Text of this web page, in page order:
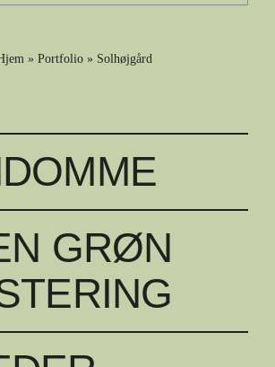
» Portfolio » Solhøjgård
GRØN